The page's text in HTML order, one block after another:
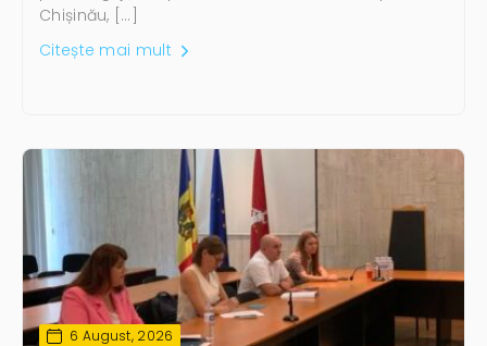
Chișinău, […]
Citește mai mult
6 August, 2026